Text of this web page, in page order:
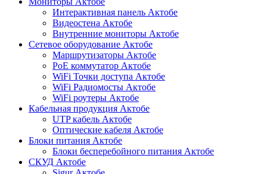
Интерактивная панель Актобе
Видеостена Актобе
Внутренние мониторы Актобе
Сетевое оборудование Актобе
Маршрутизаторы Актобе
PoE коммутатор Актобе
WiFi Точки доступа Актобе
WiFi Радиомосты Актобе
WiFi роутеры Актобе
Кабельная продукция Актобе
UTP кабель Актобе
Оптические кабеля Актобе
Блоки питания Актобе
Блоки бесперебойного питания Актобе
СКУД Актобе